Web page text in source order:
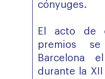
cónyuges.
El acto de
premios
Barcelona
durante la XII